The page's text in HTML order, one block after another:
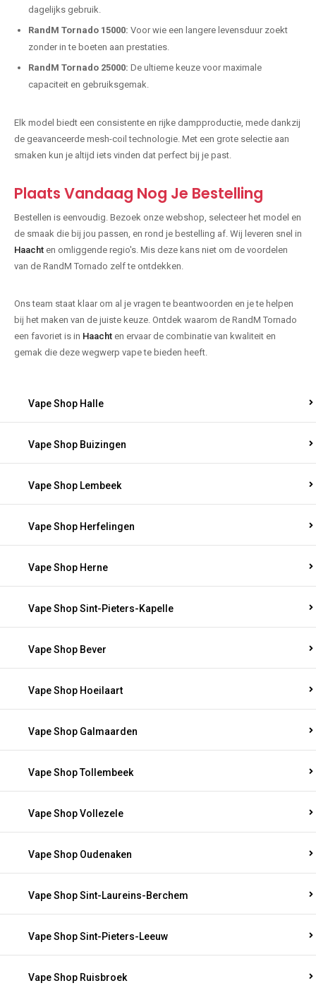
dagelijks gebruik.
RandM Tornado 15000: Voor wie een langere levensduur zoekt
zonder in te boeten aan prestaties.
RandM Tornado 25000: De ultieme keuze voor maximale
capaciteit en gebruiksgemak.
Elk model biedt een consistente en rijke dampproductie, mede dankzij
de geavanceerde mesh-coil technologie. Met een grote selectie aan
smaken kun je altijd iets vinden dat perfect bij je past.
Plaats Vandaag Nog Je Bestelling
Bestellen is eenvoudig. Bezoek onze webshop, selecteer het model en
de smaak die bij jou passen, en rond je bestelling af. Wij leveren snel in
Haacht en omliggende regio's. Mis deze kans niet om de voordelen
van de RandM Tornado zelf te ontdekken.
Ons team staat klaar om al je vragen te beantwoorden en je te helpen
bij het maken van de juiste keuze. Ontdek waarom de RandM Tornado
een favoriet is in Haacht en ervaar de combinatie van kwaliteit en
gemak die deze wegwerp vape te bieden heeft.
Vape Shop Halle
Vape Shop Buizingen
Vape Shop Lembeek
Vape Shop Herfelingen
Vape Shop Herne
Vape Shop Sint-Pieters-Kapelle
Vape Shop Bever
Vape Shop Hoeilaart
Vape Shop Galmaarden
Vape Shop Tollembeek
Vape Shop Vollezele
Vape Shop Oudenaken
Vape Shop Sint-Laureins-Berchem
Vape Shop Sint-Pieters-Leeuw
Vape Shop Ruisbroek